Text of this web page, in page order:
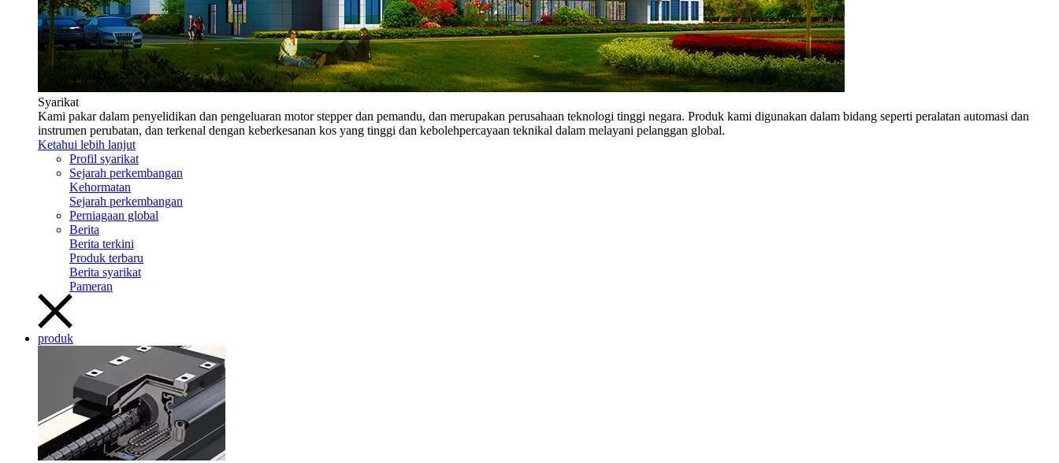
Syarikat
Kami pakar dalam penyelidikan dan pengeluaran motor stepper dan pemandu, dan merupakan perusahaan teknologi tinggi negara. Produk kami digunakan dalam bidang seperti peralatan automasi dan
instrumen perubatan, dan terkenal dengan keberkesanan kos yang tinggi dan kebolehpercayaan teknikal dalam melayani pelanggan global.
Ketahui lebih lanjut
Profil syarikat
Sejarah perkembangan
Kehormatan
Sejarah perkembangan
Perniagaan global
Berita
Berita terkini
Produk terbaru
Berita syarikat
Pameran
produk